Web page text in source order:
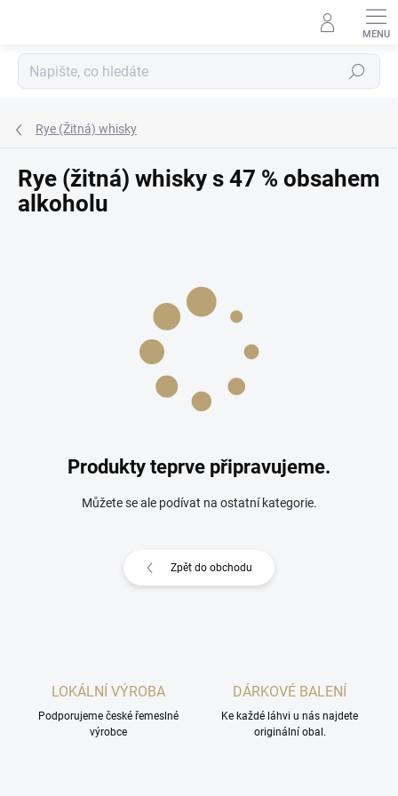
Hledat
Rye (Žitná) whisky
Rye (žitná) whisky s 47 % obsahem
alkoholu
Produkty teprve připravujeme.
Můžete se ale podívat na ostatní kategorie.
Zpět do obchodu
LOKÁLNÍ VÝROBA
Podporujeme české řemeslné
výrobce
DÁRKOVÉ BALENÍ
Ke každé láhvi u nás najdete
originální obal.